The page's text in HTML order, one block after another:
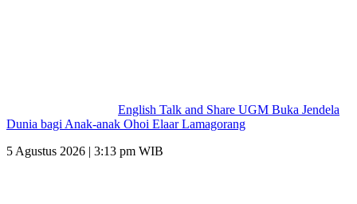
English Talk and Share UGM Buka Jendela
Dunia bagi Anak-anak Ohoi Elaar Lamagorang
5 Agustus 2026 | 3:13 pm WIB